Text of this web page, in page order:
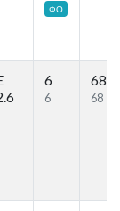
ФО
6
6
68
68